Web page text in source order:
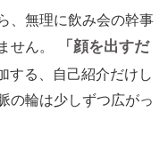
、無理に飲み会の幹事
せん。
「顔を出すだ
する、自己紹介だけし
の輪は少しずつ広がっ